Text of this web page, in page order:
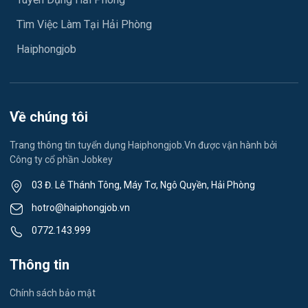
May mặc
Lái xe
Tiếng Nhật
Du lịch
Công nhân
Việc làm Hải Dương
Việc làm Nam Đồng
Việc làm Tân Hưng
Việc làm Ái Quốc
Tìm Việc Làm Tại Hải Phòng
Haiphongjob
Về chúng tôi
Trang thông tin tuyển dụng Haiphongjob.Vn được vận hành bởi
Công ty cổ phần Jobkey
03 Đ. Lê Thánh Tông, Máy Tơ, Ngô Quyền, Hải Phòng
hotro@haiphongjob.vn
0772.143.999
Thông tin
Chính sách bảo mật